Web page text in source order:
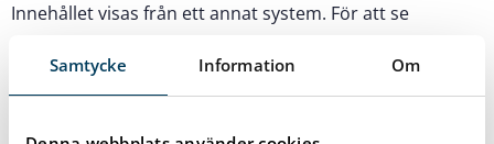
Samtycke Information Om
Innehållet visas från ett annat system. För att se
innehåll från andra tjänster. Få reda på hur du ändrar